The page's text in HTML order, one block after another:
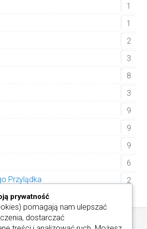
1
1
2
3
8
3
9
9
9
6
Przylądka
2
prywatność
pomagają nam ulepszać
dostarczać